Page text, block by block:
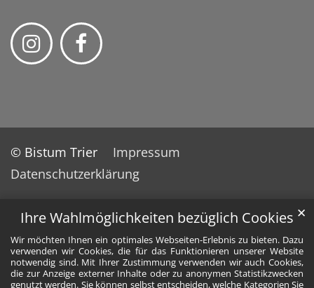
Ihre Wahlmöglichkeiten bezüglich Cookies
Wir möchten Ihnen ein optimales Webseiten-Erlebnis zu bieten. Dazu
verwenden wir Cookies, die für das Funktionieren unserer Website
notwendig sind. Mit Ihrer Zustimmung verwenden wir auch Cookies,
die zur Anzeige externer Inhalte oder zu anonymen Statistikzwecken
genutzt werden. Sie können selbst entscheiden, welche Kategorien Sie
✕
© Bistum Trier
Impressum
Datenschutzerklärung